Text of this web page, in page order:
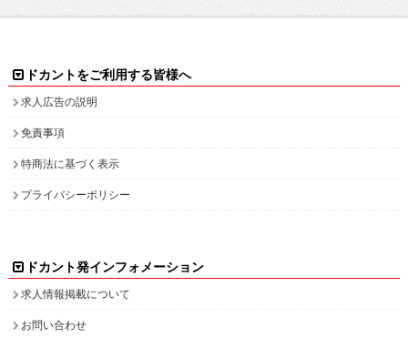
ドカントをご利用する皆様へ
求人広告の説明
免責事項
特商法に基づく表示
プライバシーポリシー
ドカント発インフォメーション
求人情報掲載について
お問い合わせ